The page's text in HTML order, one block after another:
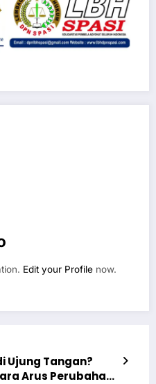
Edit your Profile now.
Ujung Tangan?
Arus Perubahan